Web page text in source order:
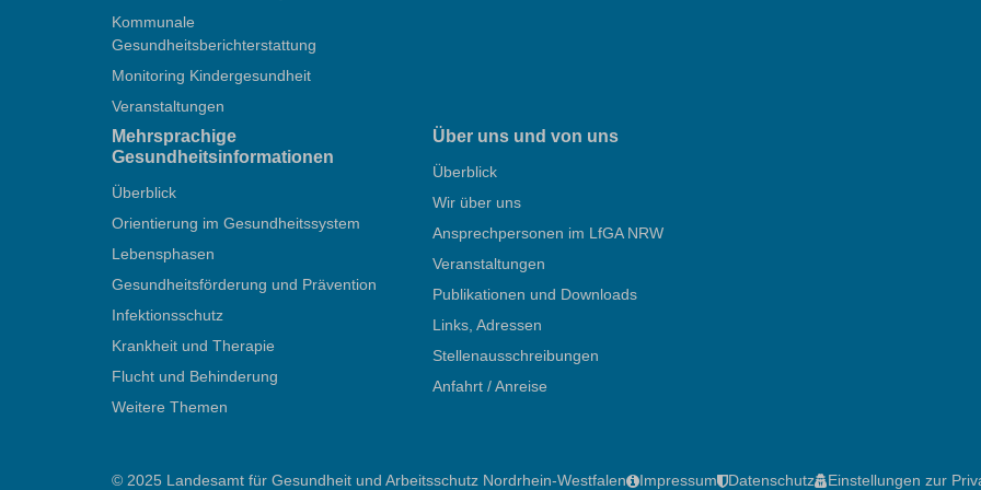
Kommunale
Gesundheitsberichterstattung
Monitoring Kindergesundheit
Veranstaltungen
Mehrsprachige
Gesundheitsinformationen
Überblick
Orientierung im Gesundheitssystem
Lebensphasen
Gesundheitsförderung und Prävention
Infektionsschutz
Krankheit und Therapie
Flucht und Behinderung
Weitere Themen
Über uns und von uns
Überblick
Wir über uns
Ansprechpersonen im LfGA NRW
Veranstaltungen
Publikationen und Downloads
Links, Adressen
Stellenausschreibungen
Anfahrt / Anreise
© 2025 Landesamt für Gesundheit und Arbeitsschutz Nordrhein-Westfalen Impressum Datenschutz Einstellungen zur